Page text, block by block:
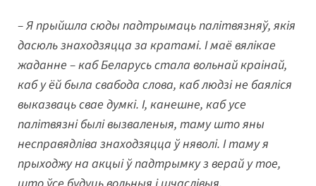
– Я прыйшла сюды падтрымаць палітвязняў, якія
дасюль знаходзяцца за кратамі. І маё вялікае
жаданне – каб Беларусь стала вольнай краінай,
каб у ёй была свабода слова, каб людзі не баяліся
выказваць свае думкі. І, канешне, каб усе
палітвязні былі вызваленыя, таму што яны
несправядліва знаходзяцца ў няволі. І таму я
прыходжу на акцыі ў падтрымку з верай у тое,